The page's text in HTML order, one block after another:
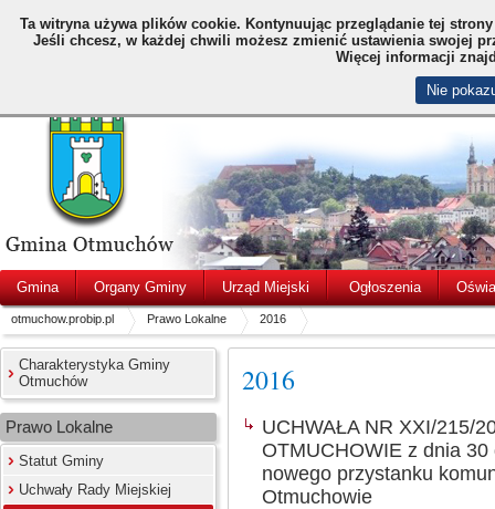
Ta witryna używa plików cookie. Kontynuując przeglądanie tej
Jeśli chcesz, w każdej chwili możesz zmienić ustawienia swojej
Więcej informacji
Nie
Gmina Organy Gminy Urząd Miejski Ogłoszenia
otmuchow.probip.pl Prawo Lokalne 2016
Charakterystyka Gminy
Otmuchów
Prawo Lokalne
Statut Gminy
Uchwały Rady Miejskiej
2016
UCHWAŁA NR XXI/215/
OTMUCHOWIE z dnia
nowego przystanku
Otmuchowie